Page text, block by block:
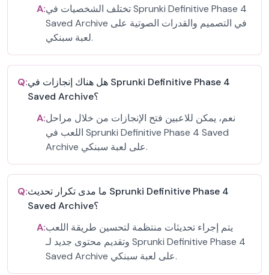
A:تختلف الشخصيات في Sprunki Definitive Phase 4
Saved Archive في التصميم والقدرات الصوتية على
لعبة سبنكي.
Q:هل هناك إنجازات في Sprunki Definitive Phase 4
Saved Archive؟
A:نعم، يمكن للاعبين فتح الإنجازات من خلال مراحل
اللعب في Sprunki Definitive Phase 4 Saved
Archive على لعبة سبنكي.
Q:ما مدى تكرار تحديث Sprunki Definitive Phase 4
Saved Archive؟
A:يتم إجراء تحديثات منتظمة لتحسين طريقة اللعب
وتقديم محتوى جديد لـ Sprunki Definitive Phase 4
Saved Archive على لعبة سبنكي.